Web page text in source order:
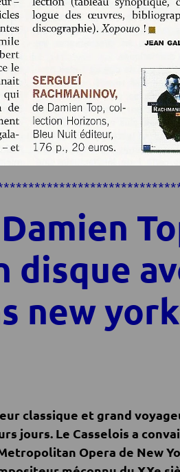
disque
new
classique et grand
jours. Le Casselois a
Opera de New